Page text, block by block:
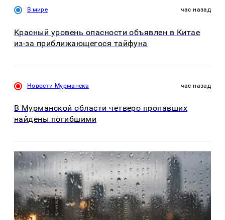
В мире час назад
Красный уровень опасности объявлен в Китае
из-за приближающегося тайфуна
Новости Мурманска час назад
В Мурманской области четверо пропавших
найдены погибшими